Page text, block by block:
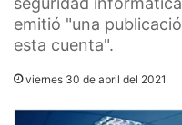
emitió "una
esta cuenta".
viernes 30 de abril del 2021